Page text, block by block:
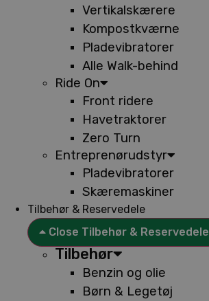
Vertikalskærere
Kompostkværne
Pladevibratorer
Alle Walk-behind
Ride On
Front ridere
Havetraktorer
Zero Turn
Entreprenørudstyr
Pladevibratorer
Skæremaskiner
Tilbehør & Reservedele
Close Tilbehør & Reservedele
Tilbehør
Benzin og olie
Børn & Legetøj